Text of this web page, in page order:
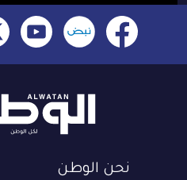
نحن الوطن